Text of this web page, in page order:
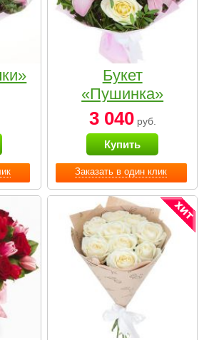
Заказать в один клик
Букет
«Пушинка»
3 040руб.
Купить